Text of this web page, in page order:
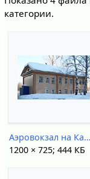
категории.
Аэровокзал на Каштаке IMG 9303.jpg
1200 × 725; 444 КБ